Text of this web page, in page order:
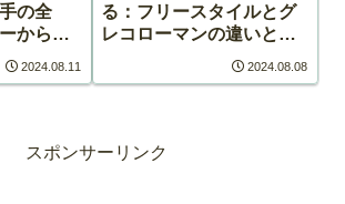
の全
からレ
点へ
2024.08.11
る：フリースタイルとグ
レコローマンの違いとポ
イント制度を徹底解説
2024.08.08
スポンサーリンク